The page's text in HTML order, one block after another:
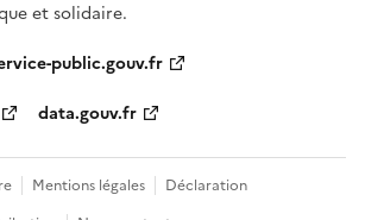
et solidaire.
public.gouv.fr
data.gouv.fr
Mentions légales
Déclaration